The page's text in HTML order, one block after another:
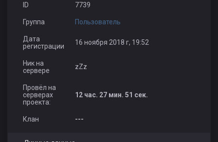
ID 7739
Группа Пользователь
Дата
регистрации
16 ноября 2018 г, 19:52
Ник на
сервере
zZz
Провёл на
серверах
проекта:
12 час. 27 мин. 51 сек.
Клан ---